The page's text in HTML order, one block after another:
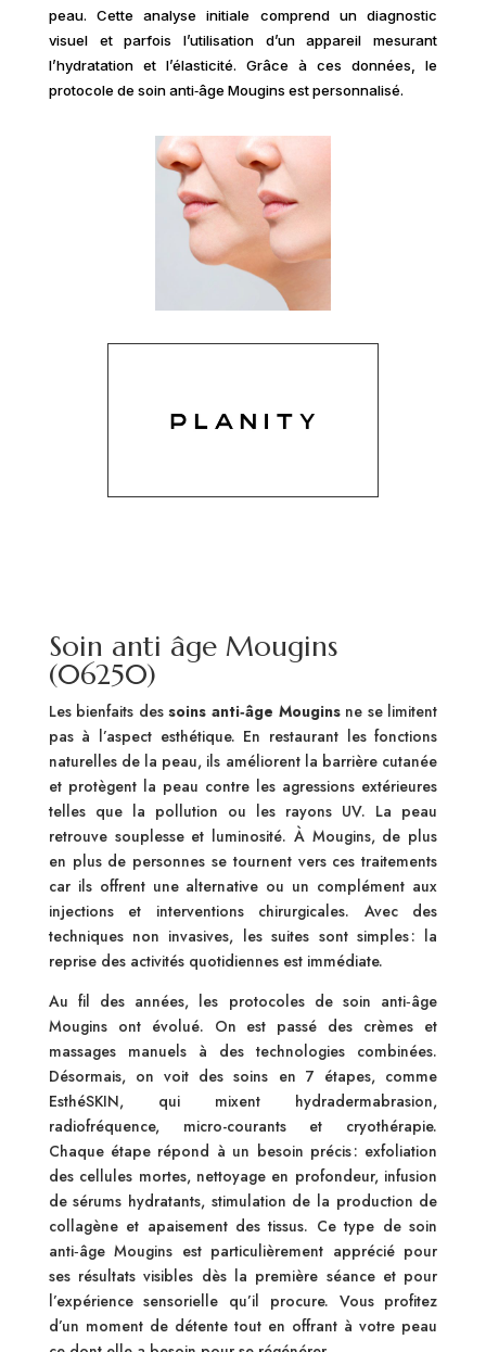
peau. Cette analyse initiale comprend un diagnostic
visuel et parfois l’utilisation d’un appareil mesurant
l’hydratation et l’élasticité. Grâce à ces données, le
protocole de soin anti‑âge Mougins est personnalisé.
Soin anti âge Mougins
(06250)
Les bienfaits dessoins anti‑âge Mouginsne se limitent
pas à l’aspect esthétique. En restaurant les fonctions
naturelles de la peau, ils améliorent la barrière cutanée
et protègent la peau contre les agressions extérieures
telles que la pollution ou les rayons UV. La peau
retrouve souplesse et luminosité. À Mougins, de plus
en plus de personnes se tournent vers ces traitements
car ils offrent une alternative ou un complément aux
injections et interventions chirurgicales. Avec des
techniques non invasives, les suites sont simples : la
reprise des activités quotidiennes est immédiate.
Au fil des années, les protocoles de soin anti‑âge
Mougins ont évolué. On est passé des crèmes et
massages manuels à des technologies combinées.
Désormais, on voit des soins en 7 étapes, comme
EsthéSKIN, qui mixent hydradermabrasion,
radiofréquence, micro-courants et cryothérapie.
Chaque étape répond à un besoin précis : exfoliation
des cellules mortes, nettoyage en profondeur, infusion
de sérums hydratants, stimulation de la production de
collagène et apaisement des tissus. Ce type de soin
anti‑âge Mougins est particulièrement apprécié pour
ses résultats visibles dès la première séance et pour
l’expérience sensorielle qu’il procure. Vous profitez
d’un moment de détente tout en offrant à votre peau